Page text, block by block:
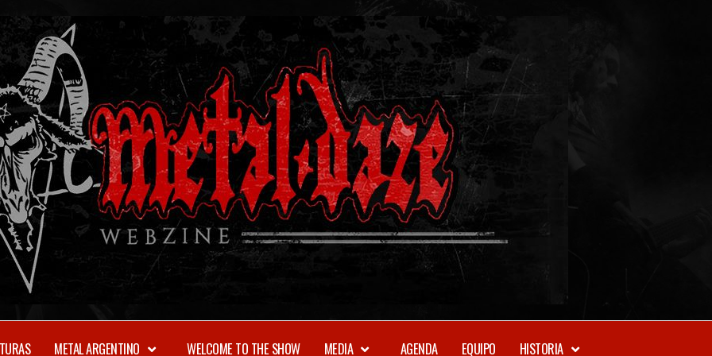
METAL ARGENTINO WELCOME TO THE SHOW MEDIA AGENDA EQUIPO HISTORIA